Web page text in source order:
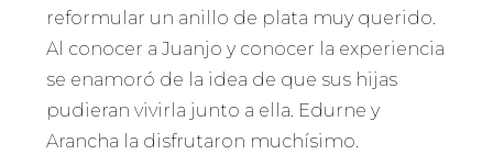
reformular un anillo de plata muy querido.
Al conocer a Juanjo y conocer la experiencia
se enamoró de la idea de que sus hijas
pudieran vivirla junto a ella. Edurne y
Arancha la disfrutaron muchísimo.